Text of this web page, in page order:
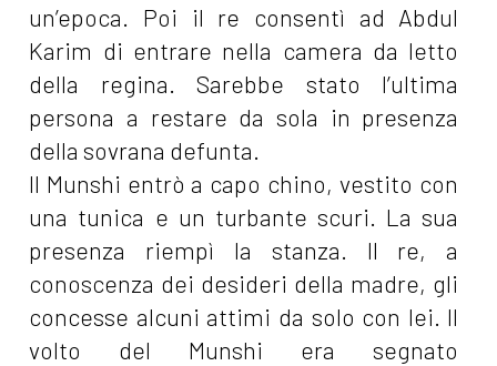
un’epoca. Poi il re consentì ad Abdul
Karim di entrare nella camera da letto
della regina. Sarebbe stato l’ultima
persona a restare da sola in presenza
della sovrana defunta.
Il Munshi entrò a capo chino, vestito con
una tunica e un turbante scuri. La sua
presenza riempì la stanza. Il re, a
conoscenza dei desideri della madre, gli
concesse alcuni attimi da solo con lei. Il
volto del Munshi era segnato